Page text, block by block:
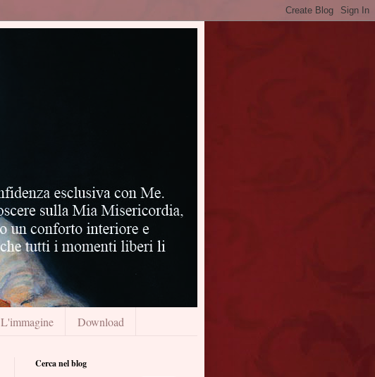
L'immagine Download
Cerca nel blog